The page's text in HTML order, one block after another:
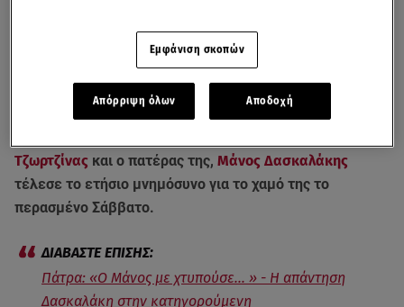
Τζωρτζίνας και ο πατέρας της, Μάνος Δασκαλάκης
τέλεσε το ετήσιο μνημόσυνο για το χαμό της το
περασμένο Σάββατο.
Πάτρα: «Ο Μάνος με χτυπούσε... » - Η απάντηση
Δασκαλάκη στην κατηγορούμενη
Εμφάνιση σκοπών
Απόρριψη όλων Αποδοχή